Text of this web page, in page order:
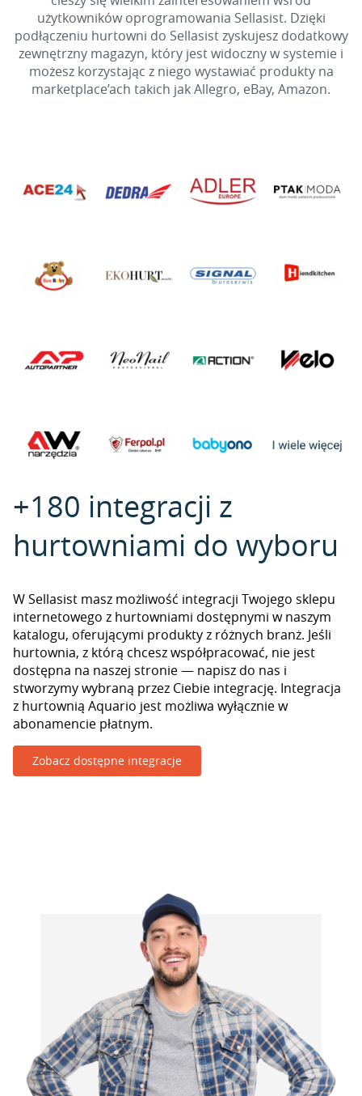
użytkowników oprogramowania Sellasist. Dzięki
podłączeniu hurtowni do Sellasist zyskujesz dodatkowy
zewnętrzny magazyn, który jest widoczny w systemie i
możesz korzystając z niego wystawiać produkty na
marketplace’ach takich jak Allegro, eBay, Amazon.
+180 integracji z
hurtowniami do wyboru
W Sellasist masz możliwość integracji Twojego sklepu
internetowego z hurtowniami dostępnymi w naszym
katalogu, oferującymi produkty z różnych branż. Jeśli
hurtownia, z którą chcesz współpracować, nie jest
dostępna na naszej stronie — napisz do nas i
stworzymy wybraną przez Ciebie integrację. Integracja
z hurtownią Aquario jest możliwa wyłącznie w
abonamencie płatnym.
Zobacz dostępne integracje